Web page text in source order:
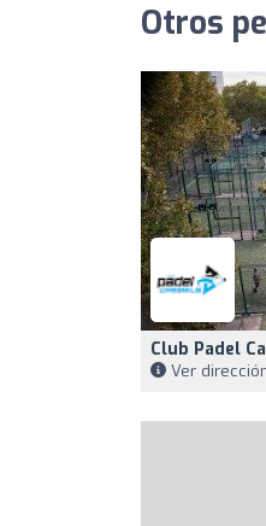
Otros
Club Padel
Ver